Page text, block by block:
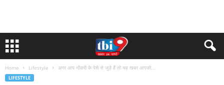
Home Lifestyle अगर आप नौकरी के पेशे से जुड़े हैं तो यह खबर आपको...
LIFESTYLE